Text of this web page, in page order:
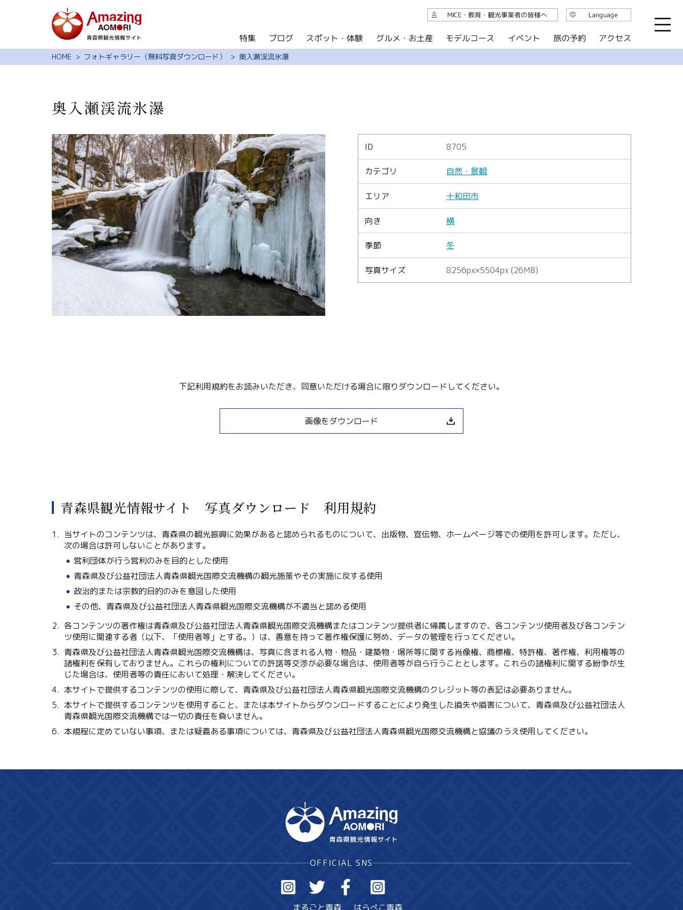
特集
ブログ
スポット・体験
グルメ・お土産
旅の予約
このサイトについて
サイト内検索
行きたいリスト
写真ライブラリー
動画ライブラリー
パンフレットダウンロード
よくある質問
運営組織について
関連リンク集
Language
日本語
English
繁体中文
HOME フォトギャラリー（無料写真ダウンロード） 奥入瀬渓流氷瀑
奥入瀬渓流氷瀑
ID 8705
カテゴリ 自然・景観
エリア 十和田市
向き 横
季節 冬
写真サイズ 8256px×5504px (26MB)
下記利用規約をお読みいただき、同意いただける場合に限りダウンロードしてください。
画像をダウンロード
青森県観光情報サイト 写真ダウンロード 利用規約
当サイトのコンテンツは、青森県の観光振興に効果があると認められるものについて、出版物、宣伝物、ホームページ等での使用を許可します。ただし、
次の場合は許可しないことがあります。
営利団体が行う営利のみを目的とした使用
青森県及び公益社団法人青森県観光国際交流機構の観光施策やその実施に反する使用
政治的または宗教的目的のみを意図した使用
その他、青森県及び公益社団法人青森県観光国際交流機構が不適当と認める使用
各コンテンツの著作権は青森県及び公益社団法人青森県観光国際交流機構またはコンテンツ提供者に帰属しますので、各コンテンツ使用者及び各コンテン
ツ使用に関連する者（以下、「使用者等」とする。）は、善意を持って著作権保護に努め、データの管理を行ってください。
青森県及び公益社団法人青森県観光国際交流機構は、写真に含まれる人物・物品・建築物・場所等に関する肖像権、商標権、特許権、著作権、利用権等の
諸権利を保有しておりません。これらの権利についての許諾等交渉が必要な場合は、使用者等が自ら行うこととします。これらの諸権利に関する紛争が生
じた場合は、使用者等の責任において処理・解決してください。
本サイトで提供するコンテンツの使用に際して、青森県及び公益社団法人青森県観光国際交流機構のクレジット等の表記は必要ありません。
本サイトで提供するコンテンツを使用すること、または本サイトからダウンロードすることにより発生した損失や損害について、青森県及び公益社団法人
青森県観光国際交流機構では一切の責任を負いません。
本規程に定めていない事項、または疑義ある事項については、青森県及び公益社団法人青森県観光国際交流機構と協議のうえ使用してください。
OFFICIAL SNS
まるごと青森 はらぺこ青森
Twitter
Line
特集 ブログ スポット・体験 グルメ・お土産 モデルコース イベント 旅の予約 アクセス
MICE・教育・観光事業者の皆様へ Language
English
简体中文